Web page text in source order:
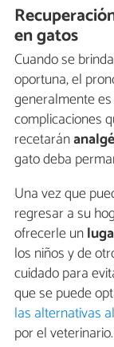
en gatos
Cuando se
oportuna, el
generalmente
complicaciones
recetarán
gato deba
Una vez que
regresar a su
ofrecerle un
los niños y de
cuidado para
que se puede
las alternativas
por el veterinario.